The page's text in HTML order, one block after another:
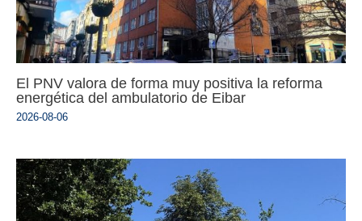
El PNV valora de forma muy positiva la reforma
energética del ambulatorio de Eibar
2026-08-06